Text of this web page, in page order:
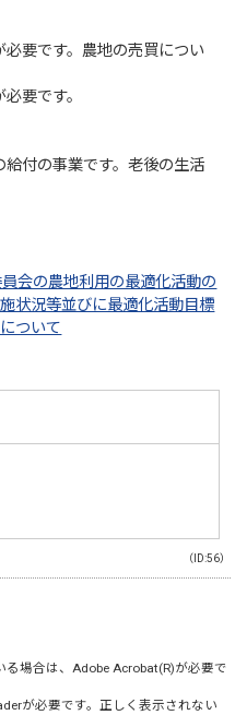
要です。農地の売買につい
要です。
付の事業です。老後の生活
会の農地利用の最適化活動の
状況等並びに最適化活動目標
ついて
（ID:56）
る場合は、Adobe Acrobat(R)が必要で
が必要です。正しく表示されない